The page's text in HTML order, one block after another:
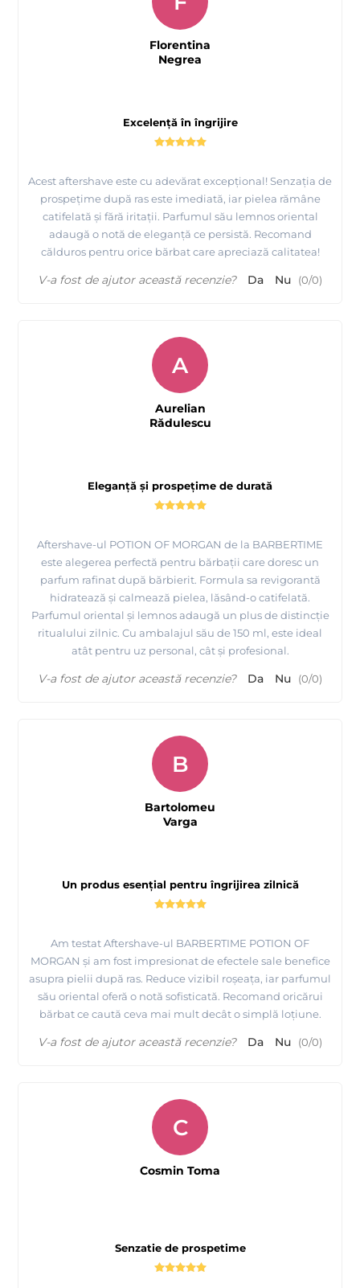
Excelență în îngrijire
Acest aftershave este cu adevărat excepțional! Senzația de
prospețime după ras este imediată, iar pielea rămâne
catifelată și fără iritații. Parfumul său lemnos oriental
adaugă o notă de eleganță ce persistă. Recomand
călduros pentru orice bărbat care apreciază calitatea!
Florentina
Negrea
V-a fost de ajutor această recenzie? Da Nu (0/0)
Eleganță și prospețime de durată
Aftershave-ul POTION OF MORGAN de la BARBERTIME
este alegerea perfectă pentru bărbații care doresc un
parfum rafinat după bărbierit. Formula sa revigorantă
hidratează și calmează pielea, lăsând-o catifelată.
Parfumul oriental și lemnos adaugă un plus de distincție
ritualului zilnic. Cu ambalajul său de 150 ml, este ideal
atât pentru uz personal, cât și profesional.
A
Aurelian
Rădulescu
V-a fost de ajutor această recenzie? Da Nu (0/0)
Un produs esențial pentru îngrijirea zilnică
Am testat Aftershave-ul BARBERTIME POTION OF
MORGAN și am fost impresionat de efectele sale benefice
asupra pielii după ras. Reduce vizibil roșeața, iar parfumul
său oriental oferă o notă sofisticată. Recomand oricărui
bărbat ce caută ceva mai mult decât o simplă loțiune.
B
Bartolomeu
Varga
V-a fost de ajutor această recenzie? Da Nu (0/0)
Senzatie de prospetime
C
Cosmin Toma